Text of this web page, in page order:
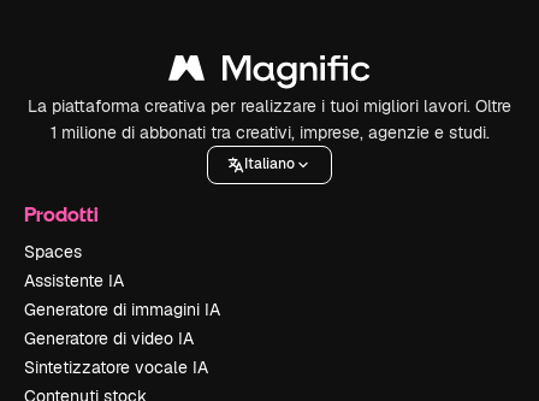
La piattaforma creativa per realizzare i tuoi migliori lavori. Oltre
1 milione di abbonati tra creativi, imprese, agenzie e studi.
Italiano
Prodotti
Spaces
Assistente IA
Generatore di immagini IA
Generatore di video IA
Sintetizzatore vocale IA
Contenuti stock